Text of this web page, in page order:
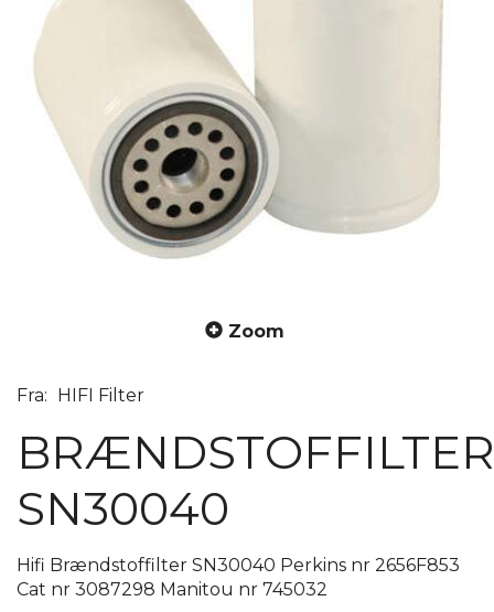
Zoom
Fra: HIFI Filter
BRÆNDSTOFFILTER
SN30040
Hifi Brændstoffilter SN30040 Perkins nr 2656F853
Cat nr 3087298 Manitou nr 745032